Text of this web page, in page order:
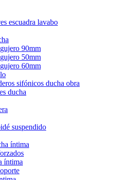
escuadra lavabo
90mm
50mm
60mm
sifónicos ducha obra
ducha
suspendido
íntima
íntima